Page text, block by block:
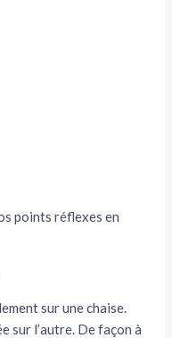
points réflexes en
sur une chaise.
sur l’autre. De façon à